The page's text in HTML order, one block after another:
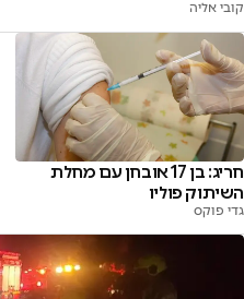
קובי אליה
חריג: בן 17 אובחן עם מחלת
השיתוק פוליו
גדי פוקס